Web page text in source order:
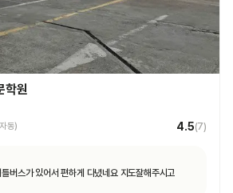
학원
동) 4.5(7)
버스가 있어서 편하게 다녔네요 지도잘해주시고